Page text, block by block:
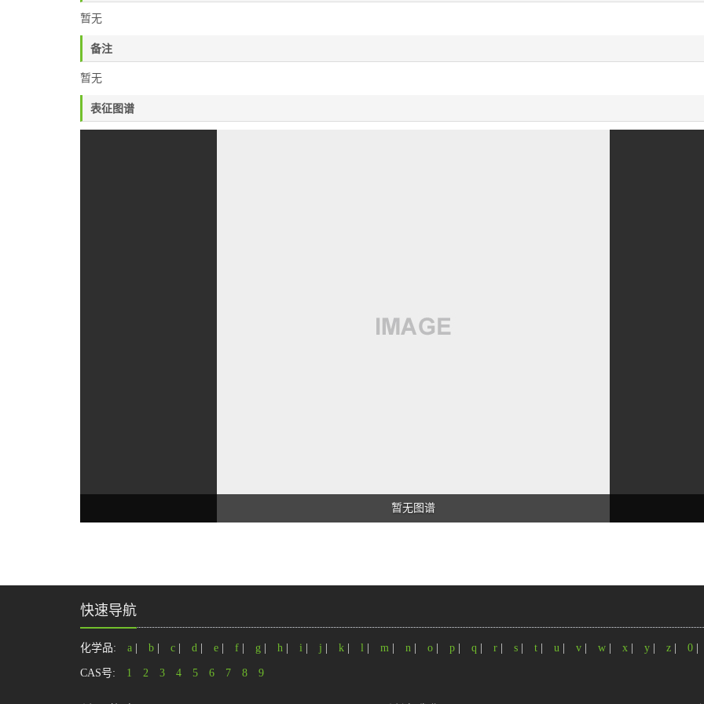
暂无
备注
暂无
表征图谱
暂无图谱
快速导航
化学品: a b c d e f g h i j k l m n o p q r s t u v w x y z 0
CAS号: 1 2 3 4 5 6 7 8 9